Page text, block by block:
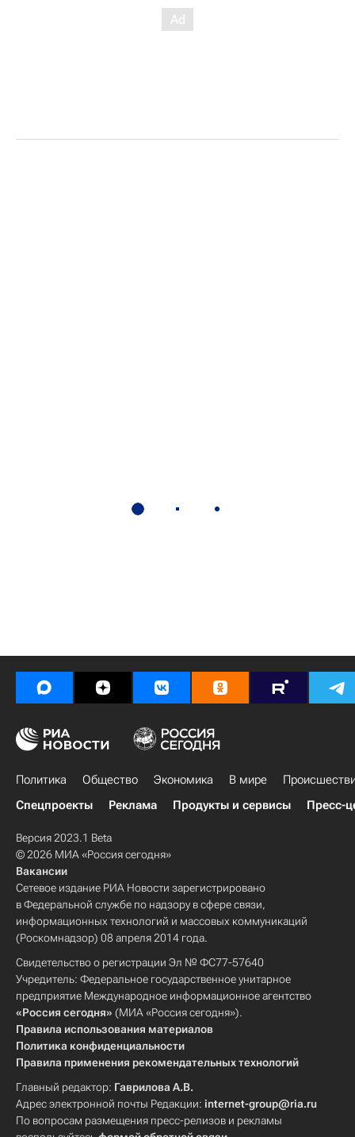
Политика Общество Экономика В мире
Спецпроекты
Реклама Продукты и сервисы Пресс-
Версия 2023.1 Beta
© 2026 МИА «Россия сегодня»
Вакансии
Сетевое издание РИА Новости зарегистрировано
в Федеральной службе по надзору в сфере связи,
информационных технологий и массовых коммуникаций
(Роскомнадзор) 08 апреля 2014 года.
Свидетельство о регистрации Эл № ФС77-57640
Учредитель: Федеральное государственное унитарное
предприятие Международное информационное агентство
«Россия сегодня» (МИА «Россия сегодня»).
Правила использования материалов
Политика конфиденциальности
Правила применения рекомендательных технологий
Главный редактор: Гаврилова А.В.
Адрес электронной почты Редакции: internet-group@ria.ru
По вопросам размещения пресс-релизов и рекламы